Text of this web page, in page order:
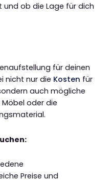
ob die Lage für dich
für deinen
nicht nur die Kosten für
auch mögliche
oder die
Preise und